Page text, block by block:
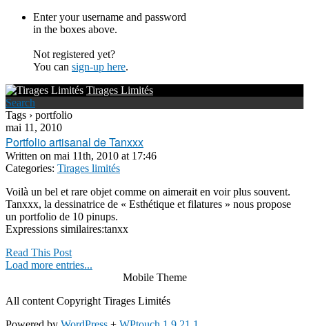
Enter your username and password
in the boxes above.
Not registered yet?
You can sign-up here.
Tirages Limités
Search
Tags › portfolio
mai 11, 2010
Portfolio artisanal de Tanxxx
Written on mai 11th, 2010 at 17:46
Categories: Tirages limités
Voilà un bel et rare objet comme on aimerait en voir plus souvent.
Tanxxx, la dessinatrice de « Esthétique et filatures » nous propose
un portfolio de 10 pinups.
Expressions similaires:tanxx
Read This Post
Load more entries...
Mobile Theme
All content Copyright Tirages Limités